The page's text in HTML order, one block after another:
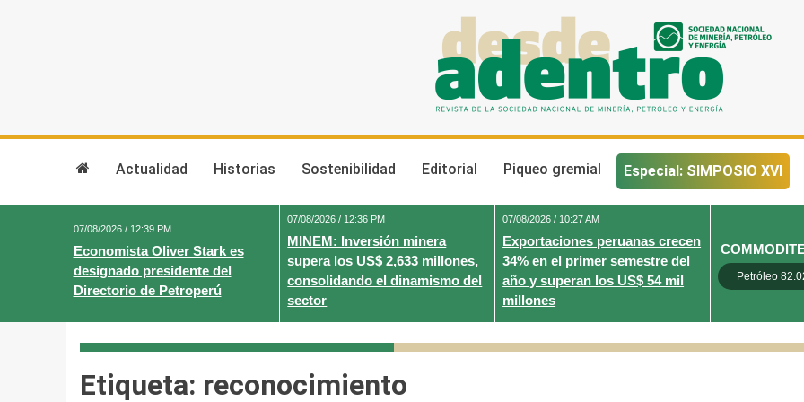
Actualidad Historias Sostenibilidad Editorial Piqueo gremial Especial: SIMPOSIO XVI
07/08/2026 / 12:39 PM
Economista Oliver Stark es
designado presidente del
Directorio de Petroperú
07/08/2026 / 12:36 PM
MINEM: Inversión minera
supera los US$ 2,633 millones,
consolidando el dinamismo del
sector
07/08/2026 / 10:27 AM
Exportaciones peruanas crecen
34% en el primer semestre del
año y superan los US$ 54 mil
millones
Petróleo
Etiqueta: reconocimiento